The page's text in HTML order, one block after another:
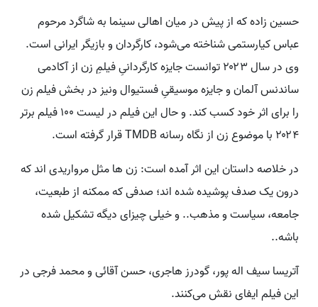
حسین زاده که از پیش در میان اهالی سینما به شاگرد مرحوم
عباس کیارستمی شناخته می‌شود، کارگردان و بازیگر ایرانی است.
وی در سال ۲۰۲۳ توانست جایزه کارگردانیِ فیلمِ زن از آکادمی
ساندنس آلمان و جایزه موسیقیِ فستیوال ونیز در بخش فیلم زن
را برای اثر خود کسب کند. و حال این فیلم در لیست ۱۰۰ فیلم برتر
۲۰۲۴ با موضوع زن از نگاه رسانه TMDB قرار گرفته است.
در خلاصه داستان این اثر آمده است: زن ها مثل مرواریدی اند که
درون یک صدف پوشیده شده اند؛ صدفی که ممکنه از طبعیت،
جامعه، سیاست و مذهب.. و خیلی چیزای دیگه تشکیل شده
باشه..
آتریسا سیف اله پور، گودرز هاجری، حسن آقائی و محمد فرجی در
این فیلم ایفای نقش می‌کنند.